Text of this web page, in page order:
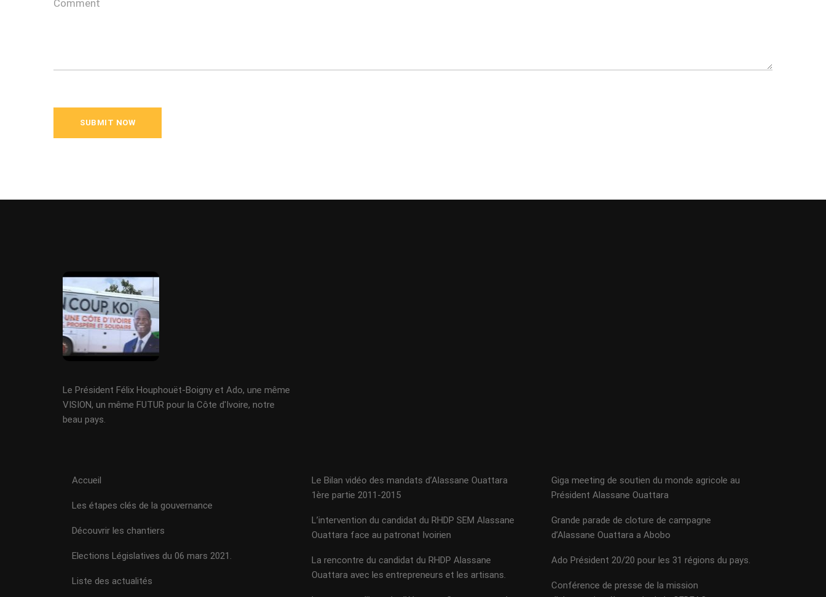
Le Président Félix Houphouët-Boigny et Ado, une même
VISION, un même FUTUR pour la Côte d'Ivoire, notre
beau pays.
Accueil
Les étapes clés de la gouvernance
Découvrir les chantiers
Elections Législatives du 06 mars 2021.
Liste des actualités
Le Bilan vidéo des mandats d’Alassane Ouattara
1ère partie 2011-2015
L’intervention du candidat du RHDP SEM Alassane
Ouattara face au patronat Ivoirien
La rencontre du candidat du RHDP Alassane
Ouattara avec les entrepreneurs et les artisans.
Giga meeting de soutien du monde agricole au
Président Alassane Ouattara
Grande parade de cloture de campagne
d’Alassane Ouattara a Abobo
Ado Président 20/20 pour les 31 régions du pays.
Conférence de presse de la mission